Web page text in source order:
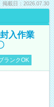
掲載日：2026.07.30
入作業
ランクOK